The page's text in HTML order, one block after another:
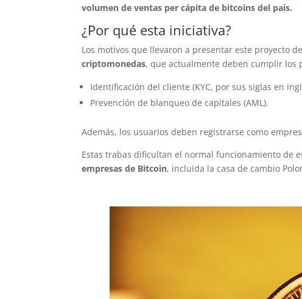
volumen de ventas per cápita de bitcoins del país.
¿Por qué esta iniciativa?
Los motivos que llevaron a presentar este proyecto
criptomonedas, que actualmente deben cumplir los
Identificación del cliente (KYC, por sus siglas en
Prevención de blanqueo de capitales (AML).
Además, los usuarios deben registrarse como
Estas trabas dificultan el normal funcionamiento de
empresas de Bitcoin, incluida la casa de cambio